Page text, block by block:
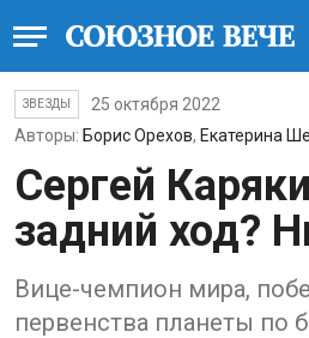
ЗВЕЗДЫ
25 октября 2022
Авторы: Борис Орехов, Екатерина
Сергей
задний ход?
Вице-чемпион мира,
первенства планеты по